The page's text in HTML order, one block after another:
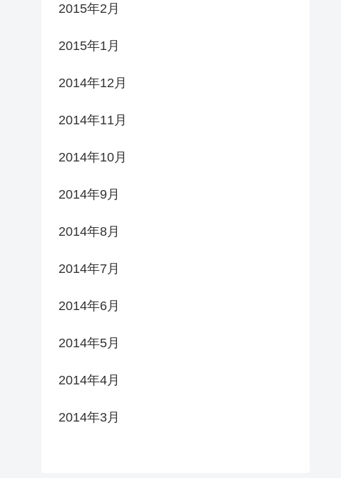
2015年2月
2015年1月
2014年12月
2014年11月
2014年10月
2014年9月
2014年8月
2014年7月
2014年6月
2014年5月
2014年4月
2014年3月